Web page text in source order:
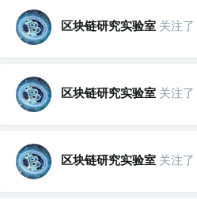
区块链研究实验室 关注了
区块链研究实验室 关注了
区块链研究实验室 关注了